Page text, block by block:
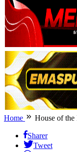
Home House of the
Sharer
Tweet